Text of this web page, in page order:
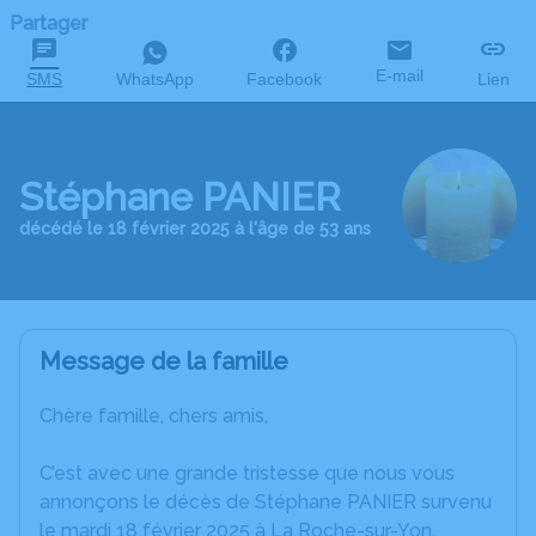
Partager
SMS WhatsApp Facebook E-mail Lien
Stéphane PANIER
décédé le 18 février 2025 à l'âge de 53 ans
Message de la famille
Chère famille, chers amis,
C’est avec une grande tristesse que nous vous
annonçons le décès de Stéphane PANIER survenu
le mardi 18 février 2025 à La Roche-sur-Yon.